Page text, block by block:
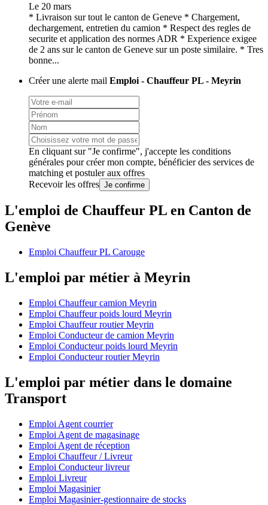
Le 20 mars
* Livraison sur tout le canton de Geneve * Chargement,
dechargement, entretien du camion * Respect des regles de
securite et application des normes ADR * Experience exigee
de 2 ans sur le canton de Geneve sur un poste similaire. * Tres
bonne...
Créer une alerte mail Emploi - Chauffeur PL - Meyrin
En cliquant sur "Je confirme", j'accepte les conditions
générales pour créer mon compte, bénéficier des services de
matching et postuler aux offres
Recevoir les offres Je confirme
L'emploi de Chauffeur PL en Canton de
Genève
Emploi Chauffeur PL Carouge
L'emploi par métier à Meyrin
Emploi Chauffeur camion Meyrin
Emploi Chauffeur poids lourd Meyrin
Emploi Chauffeur routier Meyrin
Emploi Conducteur de camion Meyrin
Emploi Conducteur poids lourd Meyrin
Emploi Conducteur routier Meyrin
L'emploi par métier dans le domaine
Transport
Emploi Agent courrier
Emploi Agent de magasinage
Emploi Agent de réception
Emploi Chauffeur / Livreur
Emploi Conducteur livreur
Emploi Livreur
Emploi Magasinier
Emploi Magasinier-gestionnaire de stocks